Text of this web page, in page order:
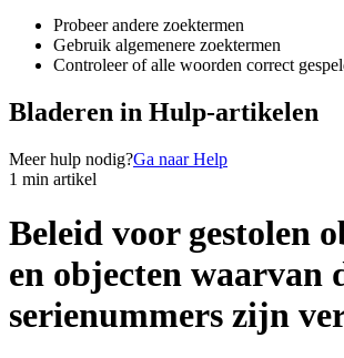
Probeer andere zoektermen
Gebruik algemenere zoektermen
Controleer of alle woorden correct
Bladeren in Hulp-artikelen
Meer hulp nodig?Ga naar Help
1 min artikel
Beleid voor gestolen
en objecten waarvan
serienummers zijn